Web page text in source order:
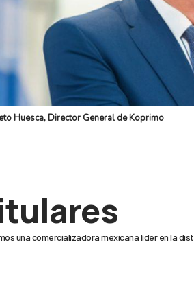
Huesca, Director General de Koprimo
una comercializadora mexicana líder en la